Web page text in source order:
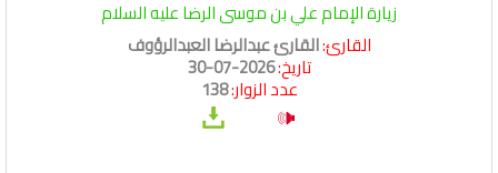
زيارة الإمام علي بن موسى الرضا عليه السلام
القارئ:القارئ عبدالرضا العبدالرؤوف
تاريخ:2026-07-30
عدد الزوار:138